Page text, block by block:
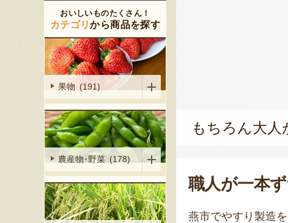
もちろん大人
職人が一本
燕市でやすり製造
おいしいものたくさん！
カテゴリから商品を探す
果物 (191)
農産物･野菜 (178)